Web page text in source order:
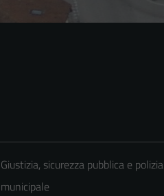
Giustizia, sicurezza pubblica e polizia
municipale